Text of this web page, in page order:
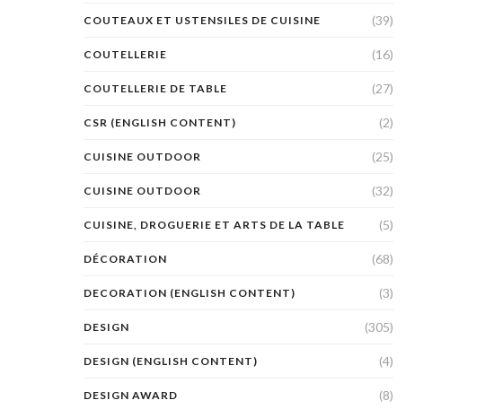
COUTEAUX ET USTENSILES DE CUISINE (39)
COUTELLERIE (16)
COUTELLERIE DE TABLE (27)
CSR (ENGLISH CONTENT) (2)
CUISINE OUTDOOR (25)
CUISINE OUTDOOR (32)
CUISINE, DROGUERIE ET ARTS DE LA TABLE (5)
DÉCORATION (68)
DECORATION (ENGLISH CONTENT) (3)
DESIGN (305)
DESIGN (ENGLISH CONTENT) (4)
DESIGN AWARD (8)